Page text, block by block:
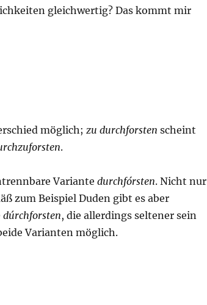
gleichwertig? Das kommt mir
möglich; zu durchforsten scheint
.
Variante durchfórsten. Nicht nur
zum Beispiel Duden gibt es aber
dúrchforsten, die allerdings seltener sein
Varianten möglich.